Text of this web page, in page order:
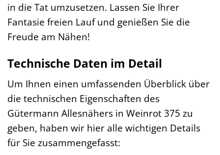
in die Tat umzusetzen. Lassen Sie Ihrer
Fantasie freien Lauf und genießen Sie die
Freude am Nähen!
Technische Daten im Detail
Um Ihnen einen umfassenden Überblick über
die technischen Eigenschaften des
Gütermann Allesnähers in Weinrot 375 zu
geben, haben wir hier alle wichtigen Details
für Sie zusammengefasst: